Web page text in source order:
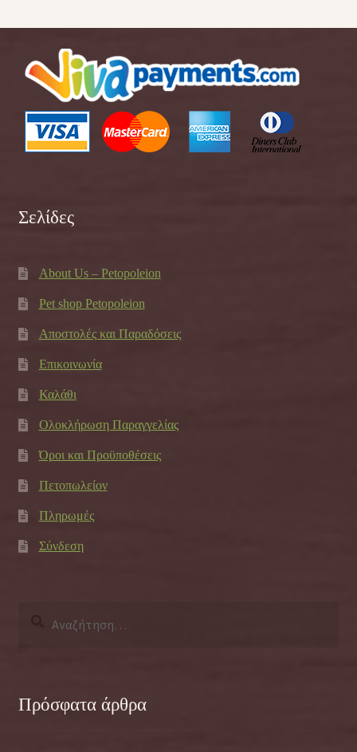
Σελίδες
About Us – Petopoleion
Pet shop Petopoleion
Αποστολές και Παραδόσεις
Επικοινωνία
Καλάθι
Ολοκλήρωση Παραγγελίας
Όροι και Προϋποθέσεις
Πετοπωλείον
Πληρωμές
Σύνδεση
Πρόσφατα άρθρα